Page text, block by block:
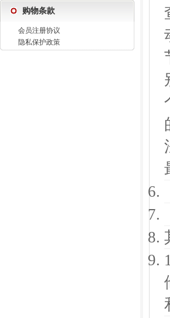
购物条款
会员注册协议
隐私保护政策